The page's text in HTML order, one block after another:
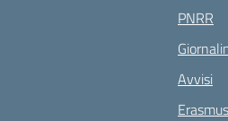
PNRR
Avvisi
Erasmus